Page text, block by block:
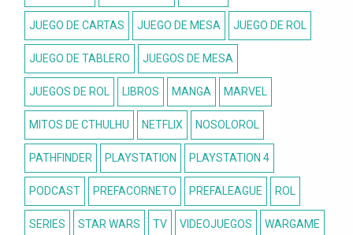
JUEGO DE CARTAS JUEGO DE MESA JUEGO DE ROL
JUEGO DE TABLERO JUEGOS DE MESA
JUEGOS DE ROL LIBROS MANGA MARVEL
MITOS DE CTHULHU NETFLIX NOSOLOROL
PATHFINDER PLAYSTATION PLAYSTATION 4
PODCAST PREFACORNETO PREFALEAGUE ROL
SERIES STAR WARS TV VIDEOJUEGOS WARGAME